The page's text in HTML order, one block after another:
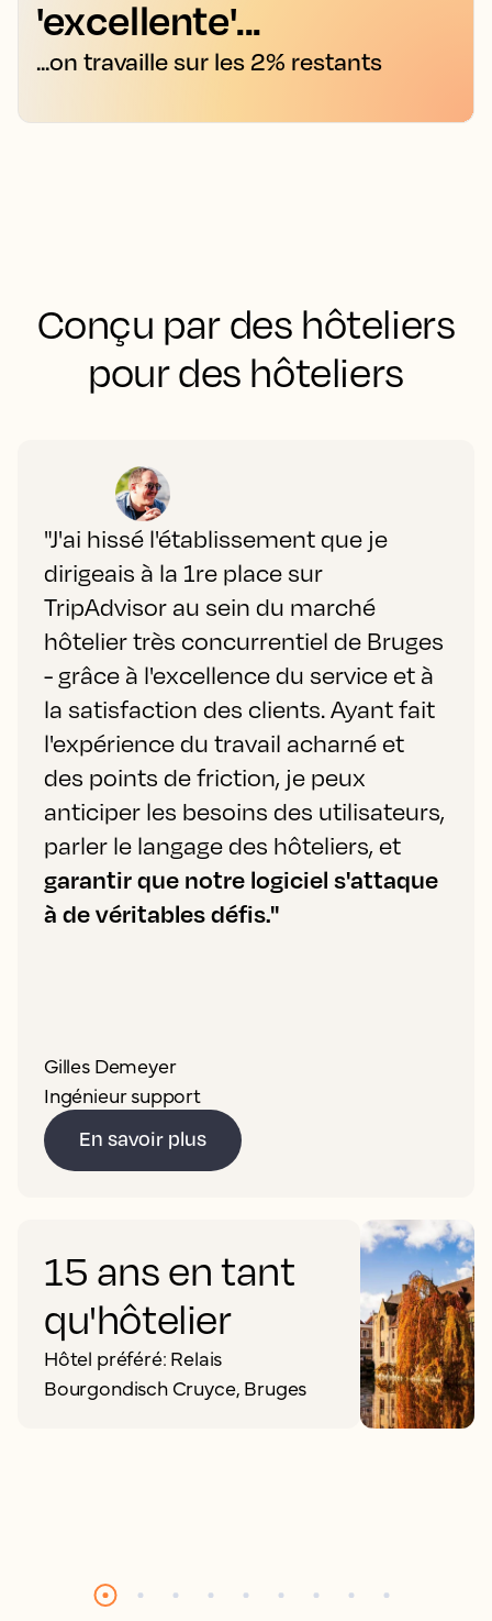
'excellente'...
...on travaille sur les 2% restants
Conçu par des hôteliers
pour des hôteliers
"J'ai hissé l'établissement que je
dirigeais à la 1re place sur
TripAdvisor au sein du marché
hôtelier très concurrentiel de Bruges
- grâce à l'excellence du service et à
la satisfaction des clients. Ayant fait
l'expérience du travail acharné et
des points de friction, je peux
anticiper les besoins des utilisateurs,
parler le langage des hôteliers, et
garantir que notre logiciel s'attaque
à de véritables défis."
Gilles Demeyer
Ingénieur support
En savoir plus
15 ans en tant
qu'hôtelier
Hôtel préféré: Relais
Bourgondisch Cruyce, Bruges